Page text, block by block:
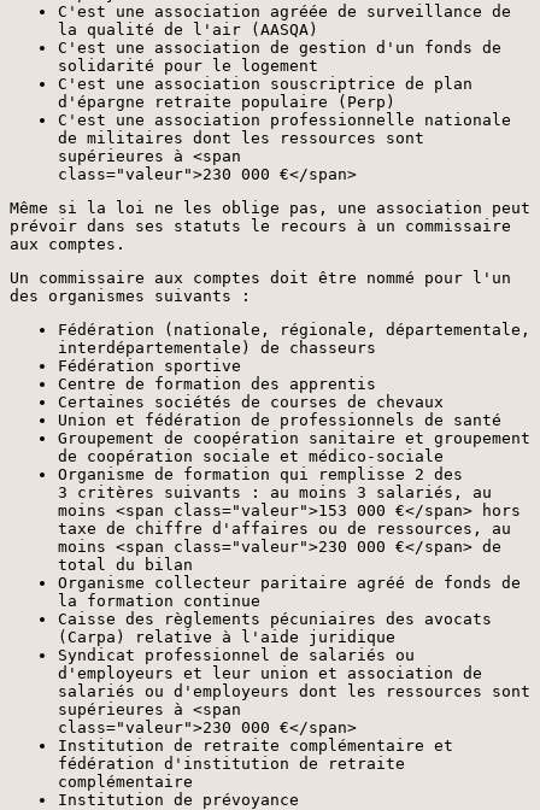
C'est une association agréée de surveillance de
la qualité de l'air (AASQA)
C'est une association de gestion d'un fonds de
solidarité pour le logement
C'est une association souscriptrice de plan
d'épargne retraite populaire (Perp)
C'est une association professionnelle nationale
de militaires dont les ressources sont
supérieures à <span
class="valeur">230 000 €</span>
Même si la loi ne les oblige pas, une association peut
prévoir dans ses statuts le recours à un commissaire
aux comptes.
Un commissaire aux comptes doit être nommé pour l'un
des organismes suivants :
Fédération (nationale, régionale, départementale,
interdépartementale) de chasseurs
Fédération sportive
Centre de formation des apprentis
Certaines sociétés de courses de chevaux
Union et fédération de professionnels de santé
Groupement de coopération sanitaire et groupement
de coopération sociale et médico-sociale
Organisme de formation qui remplisse 2 des
3 critères suivants : au moins 3 salariés, au
moins <span class="valeur">153 000 €</span> hors
taxe de chiffre d'affaires ou de ressources, au
moins <span class="valeur">230 000 €</span> de
total du bilan
Organisme collecteur paritaire agréé de fonds de
la formation continue
Caisse des règlements pécuniaires des avocats
(Carpa) relative à l'aide juridique
Syndicat professionnel de salariés ou
d'employeurs et leur union et association de
salariés ou d'employeurs dont les ressources sont
supérieures à <span
class="valeur">230 000 €</span>
Institution de retraite complémentaire et
fédération d'institution de retraite
complémentaire
Institution de prévoyance